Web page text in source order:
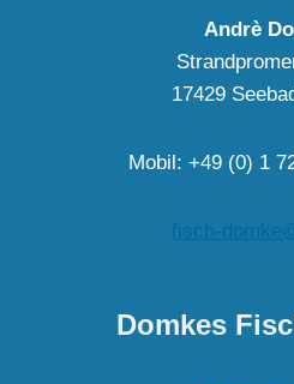
Andrè
17429
Mobil: +49 (0) 1
fisch-
Domkes